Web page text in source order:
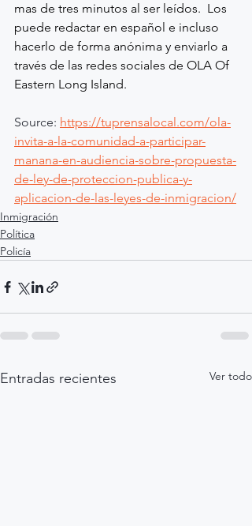
mas de tres minutos al ser leídos.  Los
puede redactar en español e incluso
hacerlo de forma anónima y enviarlo a
través de las redes sociales de OLA Of
Eastern Long Island.
Source: https://tuprensalocal.com/ola-
invita-a-la-comunidad-a-participar-
manana-en-audiencia-sobre-propuesta-
de-ley-de-proteccion-publica-y-
aplicacion-de-las-leyes-de-inmigracion/
Inmigración
Política
Policía
Entradas recientes Ver todo